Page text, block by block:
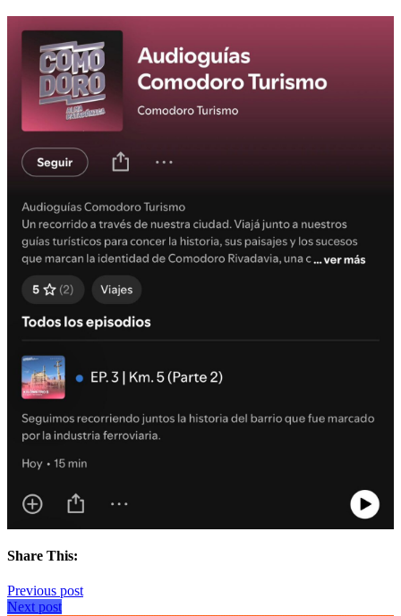
Share This:
Previous post
Next post